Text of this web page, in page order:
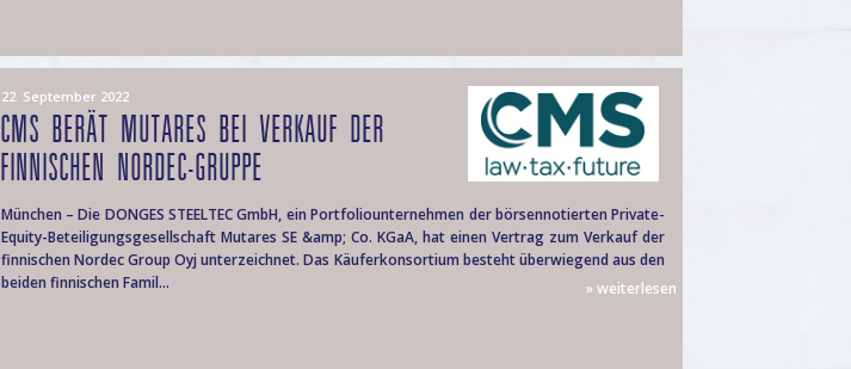
22. September 2022
CMS BERÄT MUTARES BEI VERKAUF DER
FINNISCHEN NORDEC-GRUPPE
München – Die DONGES STEELTEC GmbH, ein Portfoliounternehmen der börsennotierten Private-
Equity-Beteiligungsgesellschaft Mutares SE &amp; Co. KGaA, hat einen Vertrag zum Verkauf der
finnischen Nordec Group Oyj unterzeichnet. Das Käuferkonsortium besteht überwiegend aus den
beiden finnischen Famil...
» weiterlesen